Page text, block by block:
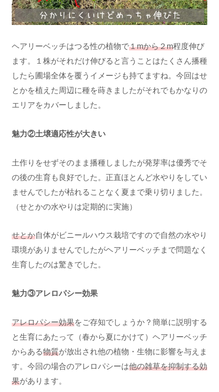
ヘアリーベッチはつる性の植物で１mから２m程度伸び
ます。１株がそれだけ伸びると言うことはたくさん播種
したら圃場全体を覆うイメージも持てますね。今回はせ
とかを植えた周辺に種を蒔きましたがそれでもかなりの
エリアをカバーしました。
魅力②土壌適応性が大きい
土作りをせずそのまま播種しましたが発芽率は優秀でそ
の後の生育も良好でした。正直ほとんど水やりをしてい
ませんでしたが枯れることなく夏まで乗り切りました。
（せとかの水やりは定期的に実施）
せとか自体がビニールハウス栽培ですので自然の水やり
環境がありませんでしたがヘアリーベッチまで問題なく
生育したのは驚きでした。
魅力③アレロパシー効果
アレロパシー効果をご存知でしょうか？簡単に説明する
と生育にあたって（春から夏にかけて）ヘアリーベッチ
からある物質が放出され他の植物・生物に影響を与えま
す。今回の場合のアレロパシーは他の雑草を抑制する効
果があります。